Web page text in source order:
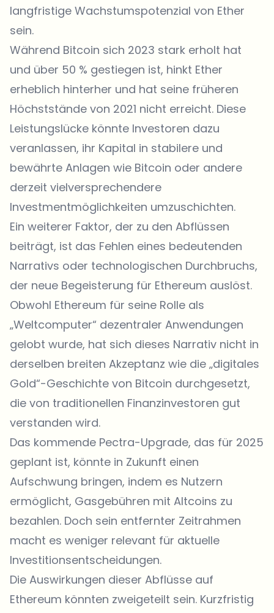
langfristige Wachstumspotenzial von Ether
sein.
Während Bitcoin sich 2023 stark erholt hat
und über 50 % gestiegen ist, hinkt Ether
erheblich hinterher und hat seine früheren
Höchststände von 2021 nicht erreicht. Diese
Leistungslücke könnte Investoren dazu
veranlassen, ihr Kapital in stabilere und
bewährte Anlagen wie Bitcoin oder andere
derzeit vielversprechendere
Investmentmöglichkeiten umzuschichten.
Ein weiterer Faktor, der zu den Abflüssen
beiträgt, ist das Fehlen eines bedeutenden
Narrativs oder technologischen Durchbruchs,
der neue Begeisterung für Ethereum auslöst.
Obwohl Ethereum für seine Rolle als
„Weltcomputer“ dezentraler Anwendungen
gelobt wurde, hat sich dieses Narrativ nicht in
derselben breiten Akzeptanz wie die „digitales
Gold“-Geschichte von Bitcoin durchgesetzt,
die von traditionellen Finanzinvestoren gut
verstanden wird.
Das kommende Pectra-Upgrade, das für 2025
geplant ist, könnte in Zukunft einen
Aufschwung bringen, indem es Nutzern
ermöglicht, Gasgebühren mit Altcoins zu
bezahlen. Doch sein entfernter Zeitrahmen
macht es weniger relevant für aktuelle
Investitionsentscheidungen.
Die Auswirkungen dieser Abflüsse auf
Ethereum könnten zweigeteilt sein. Kurzfristig